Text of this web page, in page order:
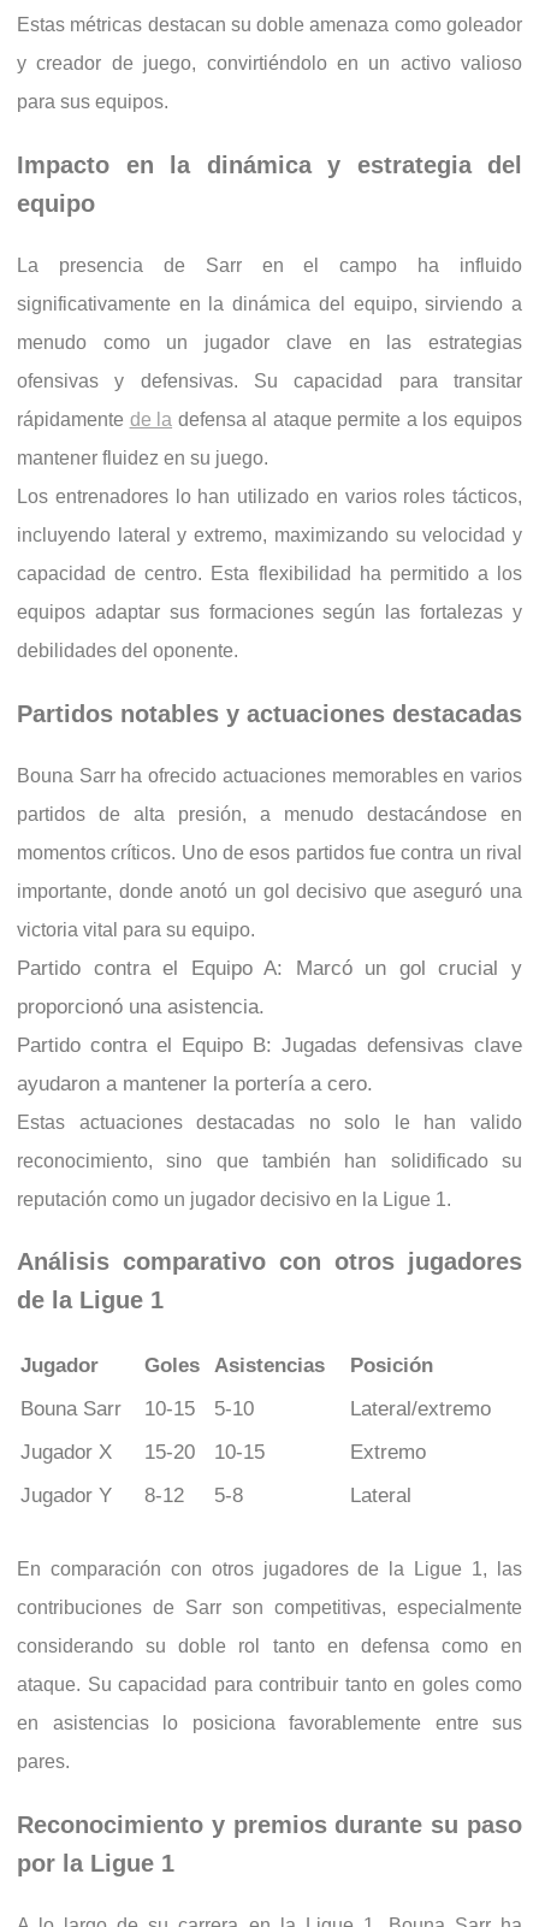
Estas métricas destacan su doble amenaza como goleador
y creador de juego, convirtiéndolo en un activo valioso
para sus equipos.
Impacto en la dinámica y estrategia del
equipo
La presencia de Sarr en el campo ha influido
significativamente en la dinámica del equipo, sirviendo a
menudo como un jugador clave en las estrategias
ofensivas y defensivas. Su capacidad para transitar
rápidamente de la defensa al ataque permite a los equipos
mantener fluidez en su juego.
Los entrenadores lo han utilizado en varios roles tácticos,
incluyendo lateral y extremo, maximizando su velocidad y
capacidad de centro. Esta flexibilidad ha permitido a los
equipos adaptar sus formaciones según las fortalezas y
debilidades del oponente.
Partidos notables y actuaciones destacadas
Bouna Sarr ha ofrecido actuaciones memorables en varios
partidos de alta presión, a menudo destacándose en
momentos críticos. Uno de esos partidos fue contra un rival
importante, donde anotó un gol decisivo que aseguró una
victoria vital para su equipo.
Partido contra el Equipo A: Marcó un gol crucial y
proporcionó una asistencia.
Partido contra el Equipo B: Jugadas defensivas clave
ayudaron a mantener la portería a cero.
Estas actuaciones destacadas no solo le han valido
reconocimiento, sino que también han solidificado su
reputación como un jugador decisivo en la Ligue 1.
Análisis comparativo con otros jugadores
de la Ligue 1
Jugador Goles Asistencias
Posición
Bouna Sarr
10-15 5-10
Lateral/extremo
Jugador X
15-20 10-15
Extremo
Jugador Y
8-12 5-8 Lateral
En comparación con otros jugadores de la Ligue 1, las
contribuciones de Sarr son competitivas, especialmente
considerando su doble rol tanto en defensa como en
ataque. Su capacidad para contribuir tanto en goles como
en asistencias lo posiciona favorablemente entre sus
pares.
Reconocimiento y premios durante su paso
por la Ligue 1